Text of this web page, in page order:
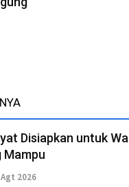
Disiapkan untuk
Mampu
2026